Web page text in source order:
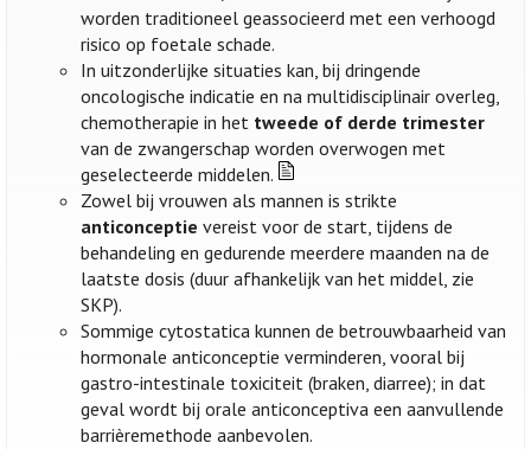
worden traditioneel geassocieerd met een verhoogd
risico op foetale schade.
In uitzonderlijke situaties kan, bij dringende
oncologische indicatie en na multidisciplinair overleg,
chemotherapie in het tweede of derde trimester
van de zwangerschap worden overwogen met
geselecteerde middelen.
Zowel bij vrouwen als mannen is strikte
anticonceptie vereist voor de start, tijdens de
behandeling en gedurende meerdere maanden na de
laatste dosis (duur afhankelijk van het middel, zie
SKP).
Sommige cytostatica kunnen de betrouwbaarheid van
hormonale anticonceptie verminderen, vooral bij
gastro-intestinale toxiciteit (braken, diarree); in dat
geval wordt bij orale anticonceptiva een aanvullende
barrièremethode aanbevolen.